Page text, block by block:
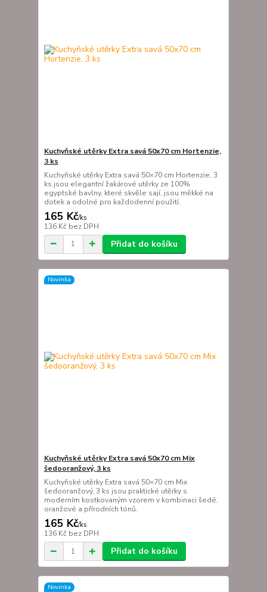
Kuchyňské utěrky Extra savá 50x70 cm Hortenzie,
3 ks
Kuchyňské utěrky Extra savá 50×70 cm Hortenzie, 3
ks jsou elegantní žakárové utěrky ze 100%
egyptské bavlny, které skvěle sají, jsou měkké na
dotek a odolné pro každodenní použití.
165 Kč/ks
136 Kč bez DPH
Přidat do košíku
Novinka
Kuchyňské utěrky Extra savá 50x70 cm Mix
šedooranžový, 3 ks
Kuchyňské utěrky Extra savá 50×70 cm Mix
šedooranžový, 3 ks jsou praktické utěrky s
moderním kostkovaným vzorem v kombinaci šedé,
oranžové a přírodních tónů.
165 Kč/ks
136 Kč bez DPH
Přidat do košíku
Novinka